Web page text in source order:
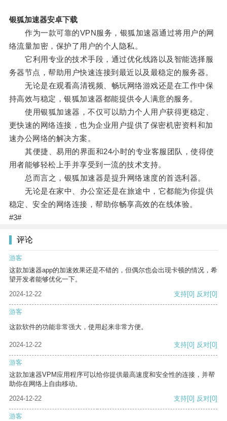
银狐加速器安卓下载
作为一款可靠的VPN服务，银狐加速器通过将用户的网
络流量加密，保护了用户的个人隐私。
它利用专业的技术手段，通过优化线路以及智能选择服
务器节点，帮助用户快速连接到最近以及最稳定的服务器。
无论是在观看高清视频、畅玩网络游戏还是在工作中保
持高效与稳定，银狐加速器都能提供令人满意的服务。
使用银狐加速器，不仅可以助力个人用户获得更稳定、
更快速的网络连接，也为企业用户提供了保密机密资料和加
速办公网络的解决方案。
其便捷、易用的界面和24小时的专业客服团队，使得使
用者能够轻松上手并享受到一流的技术支持。
总而言之，银狐加速器是提升网络速度的首选利器。
无论是在家中、办公室还是在旅途中，它都能为你提供
稳定、安全的网络连接，帮助你畅享高效的在线体验。
#3#
评论
游客
这款加速器app的加速效果还是不错的，但偶尔也会出现卡顿的情况，希
望开发者能够优化一下。
2024-12-22
支持[0] 反对[0]
游客
这款软件的功能非常强大，使用起来非常方便。
2024-12-22 支持[0] 反对[0]
游客
这款加速器VPM应用程序可以给你提供最高速度和安全性的连接，并帮
助你在网络上自由移动。
2024-12-22
支持[0] 反对[0]
游客